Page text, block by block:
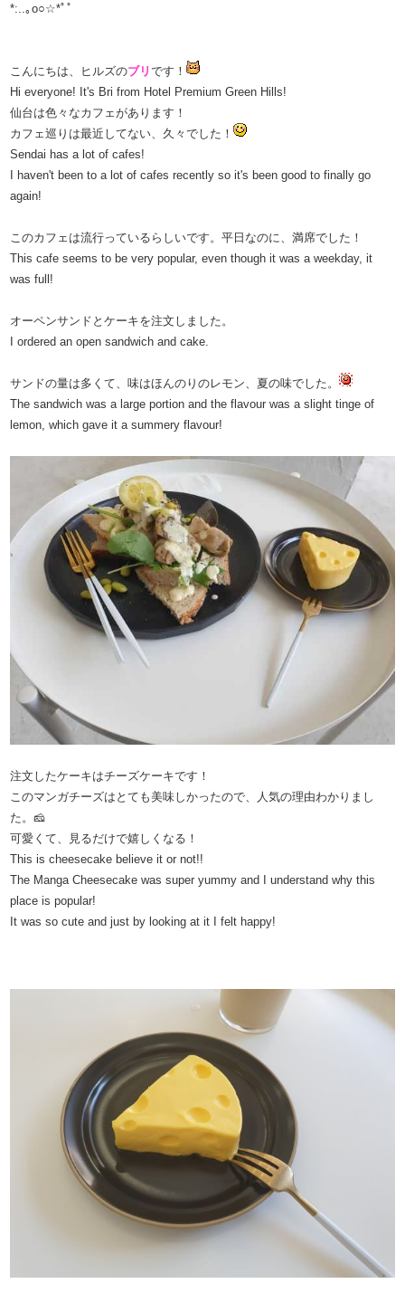
*:..｡o○☆*ﾟﾟ
こんにちは、ヒルズのブリです！
​​Hi everyone! It's Bri from Hotel Premium Green Hills!
仙台は色々なカフェがあります！
カフェ巡りは最近してない、久々でした！
Sendai has a lot of cafes!
I haven't been to a lot of cafes recently so it's been good to finally go
again!
このカフェは流行っているらしいです。平日なのに、満席でした！
This cafe seems to be very popular, even though it was a weekday, it
was full!
オーペンサンドとケーキを注文しました。
I ordered an open sandwich and cake.
サンドの量は多くて、味はほんのりのレモン、夏の味でした。
The sandwich was a large portion and the flavour was a slight tinge of
lemon, which gave it a summery flavour!
注文したケーキはチーズケーキです！
このマンガチーズはとても美味しかったので、人気の理由わかりまし
た。🧀
可愛くて、見るだけで嬉しくなる！
This is cheesecake believe it or not!!
The Manga Cheesecake was super yummy and I understand why this
place is popular!
It was so cute and just by looking at it I felt happy!